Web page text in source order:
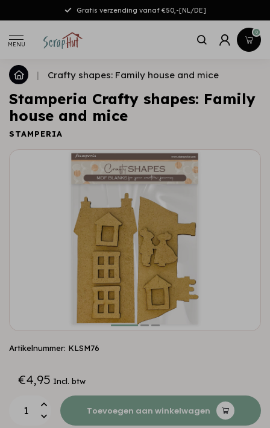
Gratis verzending vanaf €50,-[NL/DE]
MENU
0
| Crafty shapes: Family house and mice
Stamperia Crafty shapes: Family
house and mice
STAMPERIA
Artikelnummer: KLSM76
€4,95 Incl. btw
Toevoegen aan winkelwagen